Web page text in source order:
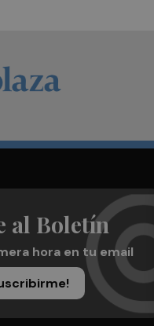
al Boletín
hora en tu email